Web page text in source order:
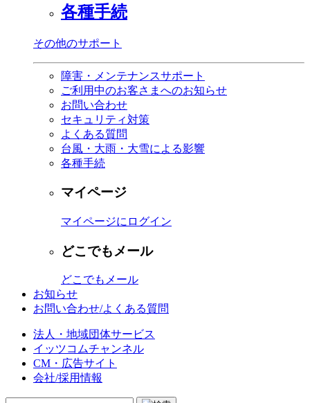
各種手続
その他のサポート
障害・メンテナンスサポート
ご利用中のお客さまへのお知らせ
お問い合わせ
セキュリティ対策
よくある質問
台風・大雨・大雪による影響
各種手続
マイページ
マイページにログイン
どこでもメール
どこでもメール
お知らせ
お問い合わせ/よくある質問
法人・地域団体サービス
イッツコムチャンネル
CM・広告サイト
会社/採用情報